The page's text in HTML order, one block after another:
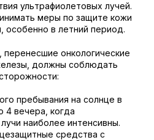
ультрафиолетовых лучей.
меры по защите кожи
особенно в летний период.
онкологические
должны соблюдать
пребывания на солнце в
4 вечера, когда
наиболее интенсивны.
средства с